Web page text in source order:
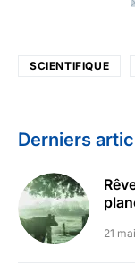
SCIENTIFIQUE
Derniers
21